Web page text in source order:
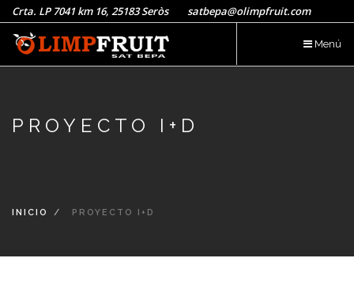
Pasar
contenido
principal
Crta. LP 7041 km 16, 25183 Seròs satbepa@olimpfruit.com
Menú
PROYECTO I+D
INICIO PROYECTO I+D